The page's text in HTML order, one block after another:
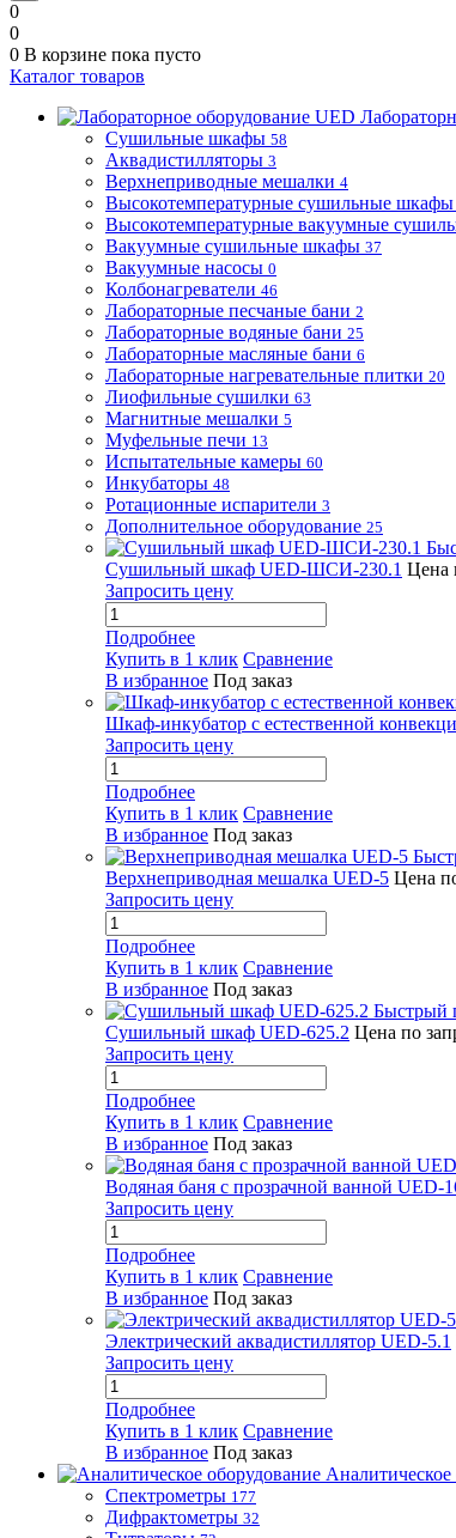
0
0
0 В корзине пока пусто
Каталог товаров
Сушильные шкафы 58
Аквадистилляторы 3
Верхнеприводные мешалки 4
Высокотемпературные сушильные шкафы
Высокотемпературные вакуумные
Вакуумные сушильные шкафы 37
Вакуумные насосы 0
Колбонагреватели 46
Лабораторные песчаные бани 2
Лабораторные водяные бани 25
Лабораторные масляные бани 6
Лабораторные нагревательные плитки 20
Лиофильные сушилки 63
Магнитные мешалки 5
Муфельные печи 13
Испытательные камеры 60
Инкубаторы 48
Ротационные испарители 3
Дополнительное оборудование 25
Сушильный шкаф UED-ШСИ-230.1 Цена
Запросить цену
Подробнее
Купить в 1 клик Сравнение
В избранное Под заказ
Шкаф-инкубатор с естественной
Запросить цену
Подробнее
Купить в 1 клик Сравнение
В избранное Под заказ
Верхнеприводная мешалка UED-5 Цена
Запросить цену
Подробнее
Купить в 1 клик Сравнение
В избранное Под заказ
Быстрый
Сушильный шкаф UED-625.2 Цена по
Запросить цену
Подробнее
Купить в 1 клик Сравнение
В избранное Под заказ
Водяная баня с прозрачной ванной UED-
Запросить цену
Подробнее
Купить в 1 клик Сравнение
В избранное Под заказ
Электрический аквадистиллятор UED-5.1
Запросить цену
Подробнее
Купить в 1 клик Сравнение
В избранное Под заказ
Спектрометры 177
Дифрактометры 32